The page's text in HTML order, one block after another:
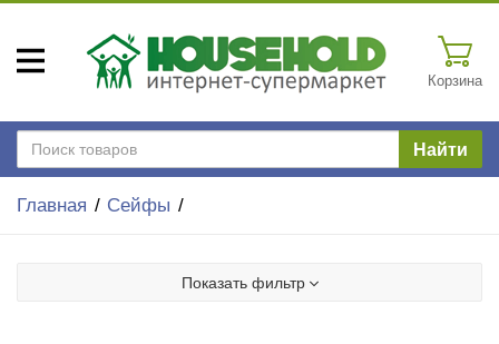
Корзина
Найти
Главная Сейфы
Показать фильтр